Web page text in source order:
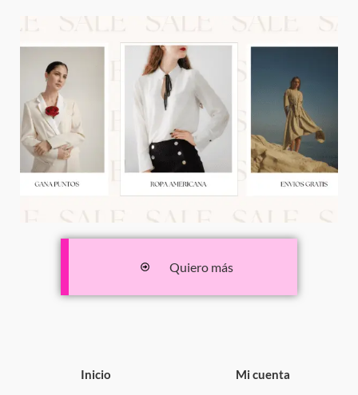
Quiero más
Inicio Mi cuenta